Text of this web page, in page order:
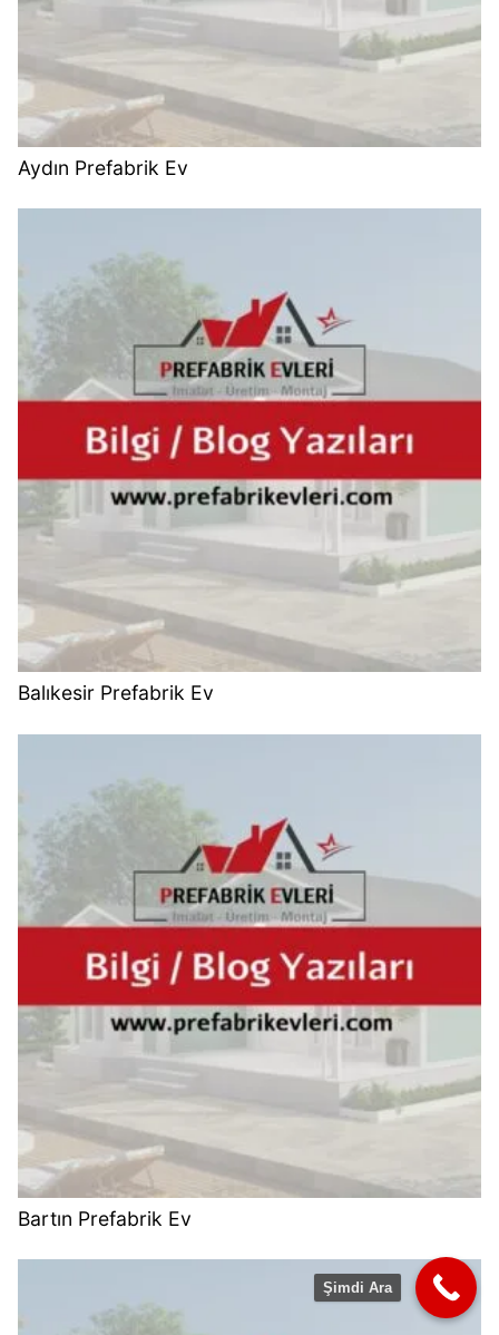
Aydın Prefabrik Ev
Balıkesir Prefabrik Ev
Bartın Prefabrik Ev
Şimdi Ara